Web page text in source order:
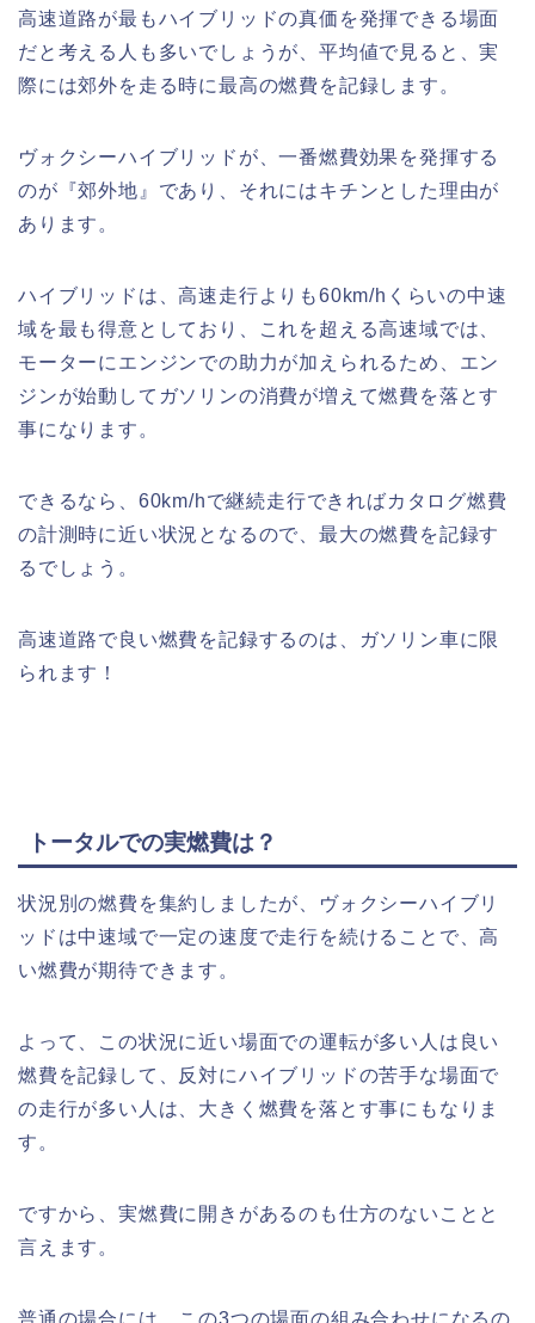
高速道路が最もハイブリッドの真価を発揮できる場面
だと考える人も多いでしょうが、平均値で見ると、実
際には郊外を走る時に最高の燃費を記録します。
ヴォクシーハイブリッドが、一番燃費効果を発揮する
のが『郊外地』であり、それにはキチンとした理由が
あります。
ハイブリッドは、高速走行よりも60km/hくらいの中速
域を最も得意としており、これを超える高速域では、
モーターにエンジンでの助力が加えられるため、エン
ジンが始動してガソリンの消費が増えて燃費を落とす
事になります。
できるなら、60km/hで継続走行できればカタログ燃費
の計測時に近い状況となるので、最大の燃費を記録す
るでしょう。
高速道路で良い燃費を記録するのは、ガソリン車に限
られます！
トータルでの実燃費は？
状況別の燃費を集約しましたが、ヴォクシーハイブリ
ッドは中速域で一定の速度で走行を続けることで、高
い燃費が期待できます。
よって、この状況に近い場面での運転が多い人は良い
燃費を記録して、反対にハイブリッドの苦手な場面で
の走行が多い人は、大きく燃費を落とす事にもなりま
す。
ですから、実燃費に開きがあるのも仕方のないことと
言えます。